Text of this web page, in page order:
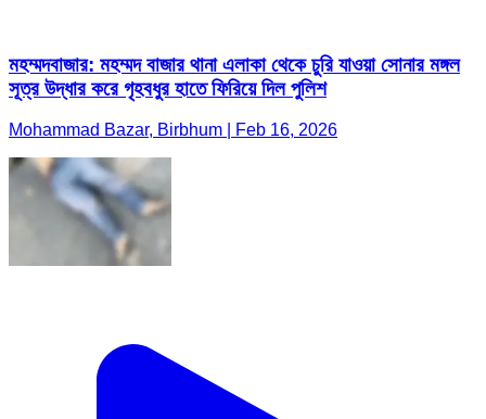
মহম্মদবাজার: মহম্মদ বাজার থানা এলাকা থেকে চুরি যাওয়া সোনার মঙ্গল
সূত্র উদ্ধার করে গৃহবধুর হাতে ফিরিয়ে দিল পুলিশ
Mohammad Bazar, Birbhum | Feb 16, 2026